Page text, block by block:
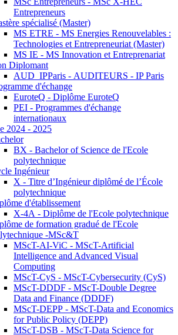
Entrepreneurs
spécialisé (Master)
MS ETRE - MS Energies Renouvelables :
Technologies et Entrepreneuriat (Master)
MS IE - MS Innovation et Entreprenariat
Diplomant
AUD_IPParis - AUDITEURS - IP Paris
d'échange
EuroteQ - Diplôme EuroteQ
PEI - Programmes d'échange
internationaux
2024 - 2025
BX - Bachelor of Science de l'Ecole
polytechnique
Ingénieur
X - Titre d’Ingénieur diplômé de l’École
polytechnique
d'établissement
X-4A - Diplôme de l'Ecole polytechnique
de formation gradué de l'Ecole
-MSc&T
MScT-AI-ViC - MScT-Artificial
Intelligence and Advanced Visual
Computing
MScT-CyS - MScT-Cybersecurity (CyS)
MScT-DDDF - MScT-Double Degree
Data and Finance (DDDF)
MScT-DEPP - MScT-Data and Economics
for Public Policy (DEPP)
MScT-DSB - MScT-Data Science for